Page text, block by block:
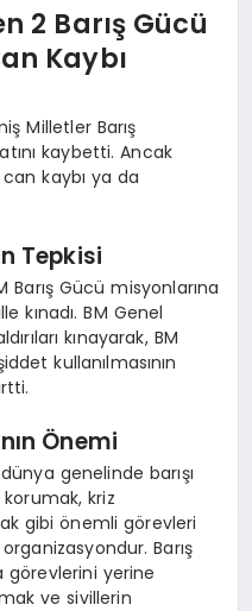
2 Barış Gücü
Kaybı
Milletler Barış
kaybetti. Ancak
kaybı ya da
Tepkisi
Barış Gücü misyonlarına
kınadı. BM Genel
kınayarak, BM
kullanılmasının
Önemi
genelinde barışı
korumak, kriz
gibi önemli görevleri
Barış
görevlerini yerine
ve sivillerin